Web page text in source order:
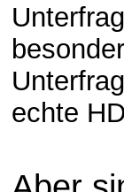
echte